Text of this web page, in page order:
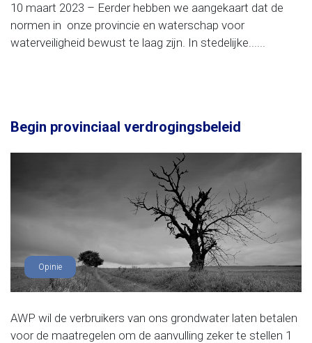
10 maart 2023 – Eerder hebben we aangekaart dat de
normen in onze provincie en waterschap voor
waterveiligheid bewust te laag zijn. In stedelijke......
Begin provinciaal verdrogingsbeleid
Opinie
AWP wil de verbruikers van ons grondwater laten betalen
voor de maatregelen om de aanvulling zeker te stellen 1